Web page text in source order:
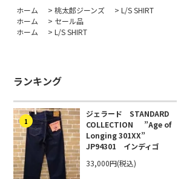
ホーム > 桃太郎ジーンズ > L/S SHIRT
ホーム
> セール品
ホーム
> L/S SHIRT
ランキング
1
ジェラード STANDARD
COLLECTION ”Age of
Longing 301XX”
JP94301 インディゴ
33,000円(税込)